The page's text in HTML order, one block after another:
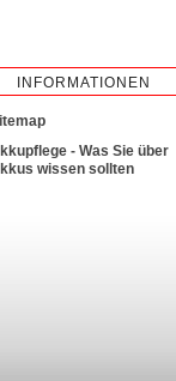
INFORMATIONEN
- Was Sie über
wissen sollten